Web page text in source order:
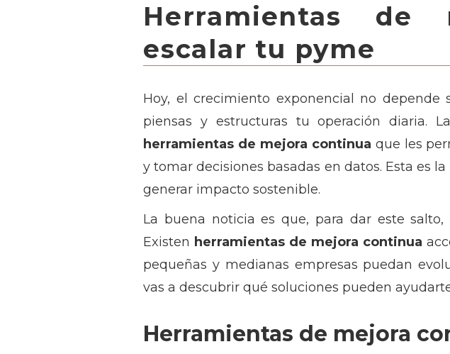
Herramientas de
escalar tu pyme
Hoy, el crecimiento exponencial no
piensas y estructuras tu operación diaria.
herramientas de mejora continua que les
y tomar decisiones basadas en datos. Esta es
generar impacto sostenible.
La buena noticia es que, para dar este
Existen herramientas de mejora continua
pequeñas y medianas empresas puedan
vas a descubrir qué soluciones pueden
Herramientas de mejora